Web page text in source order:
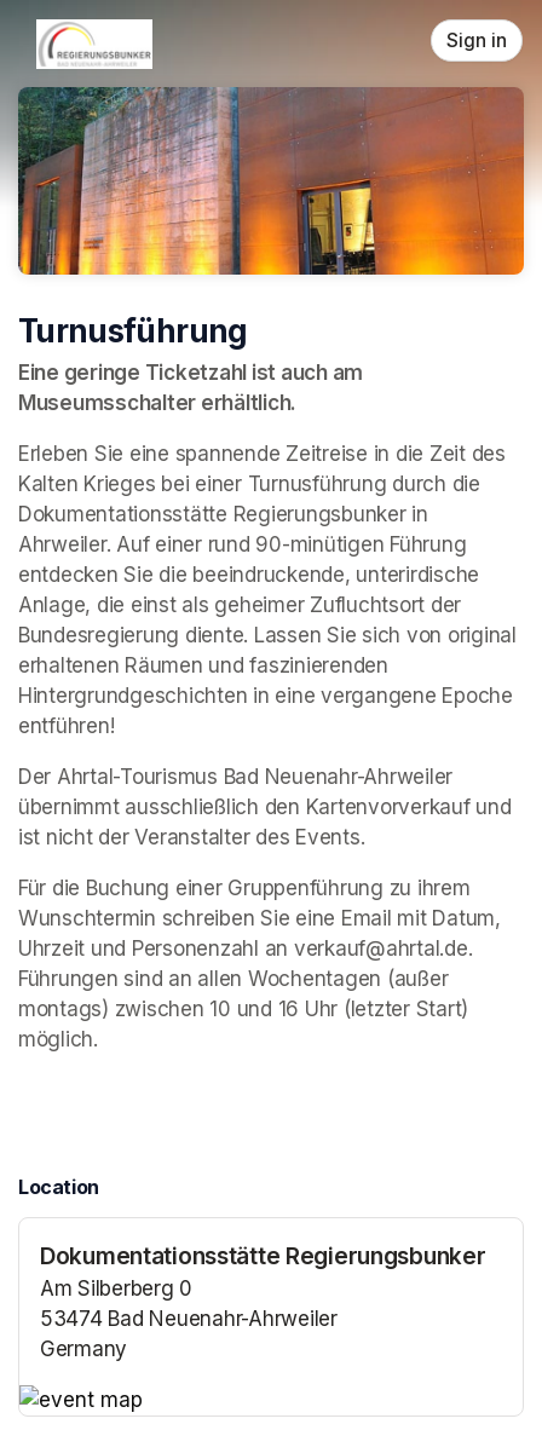
Skip header
Sign in
Turnusführung
Eine geringe Ticketzahl ist auch am
Museumsschalter erhältlich.
Erleben Sie eine spannende Zeitreise in die Zeit des
Kalten Krieges bei einer Turnusführung durch die
Dokumentationsstätte Regierungsbunker in
Ahrweiler. Auf einer rund 90-minütigen Führung
entdecken Sie die beeindruckende, unterirdische
Anlage, die einst als geheimer Zufluchtsort der
Bundesregierung diente. Lassen Sie sich von original
erhaltenen Räumen und faszinierenden
Hintergrundgeschichten in eine vergangene Epoche
entführen!
Der Ahrtal-Tourismus Bad Neuenahr-Ahrweiler
übernimmt ausschließlich den Kartenvorverkauf und
ist nicht der Veranstalter des Events.
Für die Buchung einer Gruppenführung zu ihrem
Wunschtermin schreiben Sie eine Email mit Datum,
Uhrzeit und Personenzahl an verkauf@ahrtal.de.
Führungen sind an allen Wochentagen (außer
montags) zwischen 10 und 16 Uhr (letzter Start)
möglich.
Location
Dokumentationsstätte Regierungsbunker
Am Silberberg 0
53474 Bad Neuenahr-Ahrweiler
Germany